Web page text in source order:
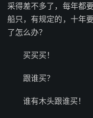
采得差不多了，每年都
船只，有规定的，十年
了怎么办？
买买买！
跟谁买？
谁有木头跟谁买！